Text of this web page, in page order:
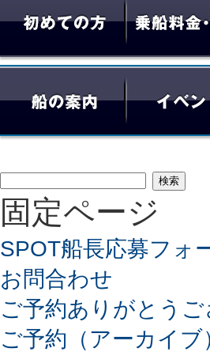
検
索:
固定ページ
SPOT船長応募フォ
お問合わせ
ご予約ありがとうご
ご予約（アーカイブ